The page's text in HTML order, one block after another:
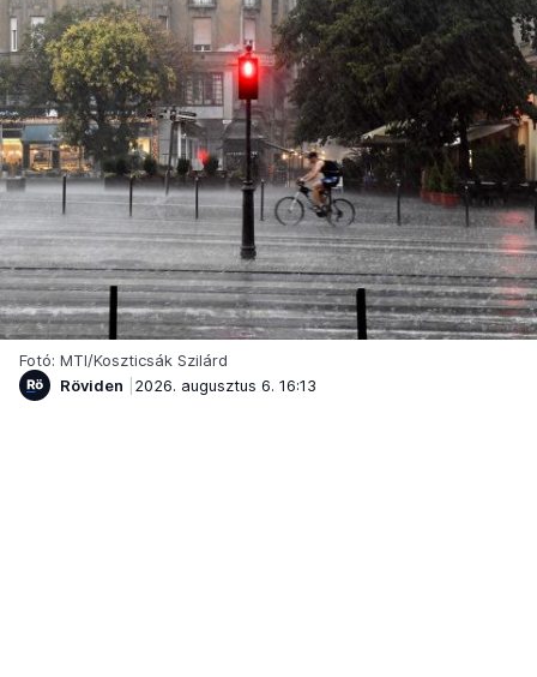
Fotó: MTI/Koszticsák Szilárd
Röviden
2026. augusztus 6. 16:13